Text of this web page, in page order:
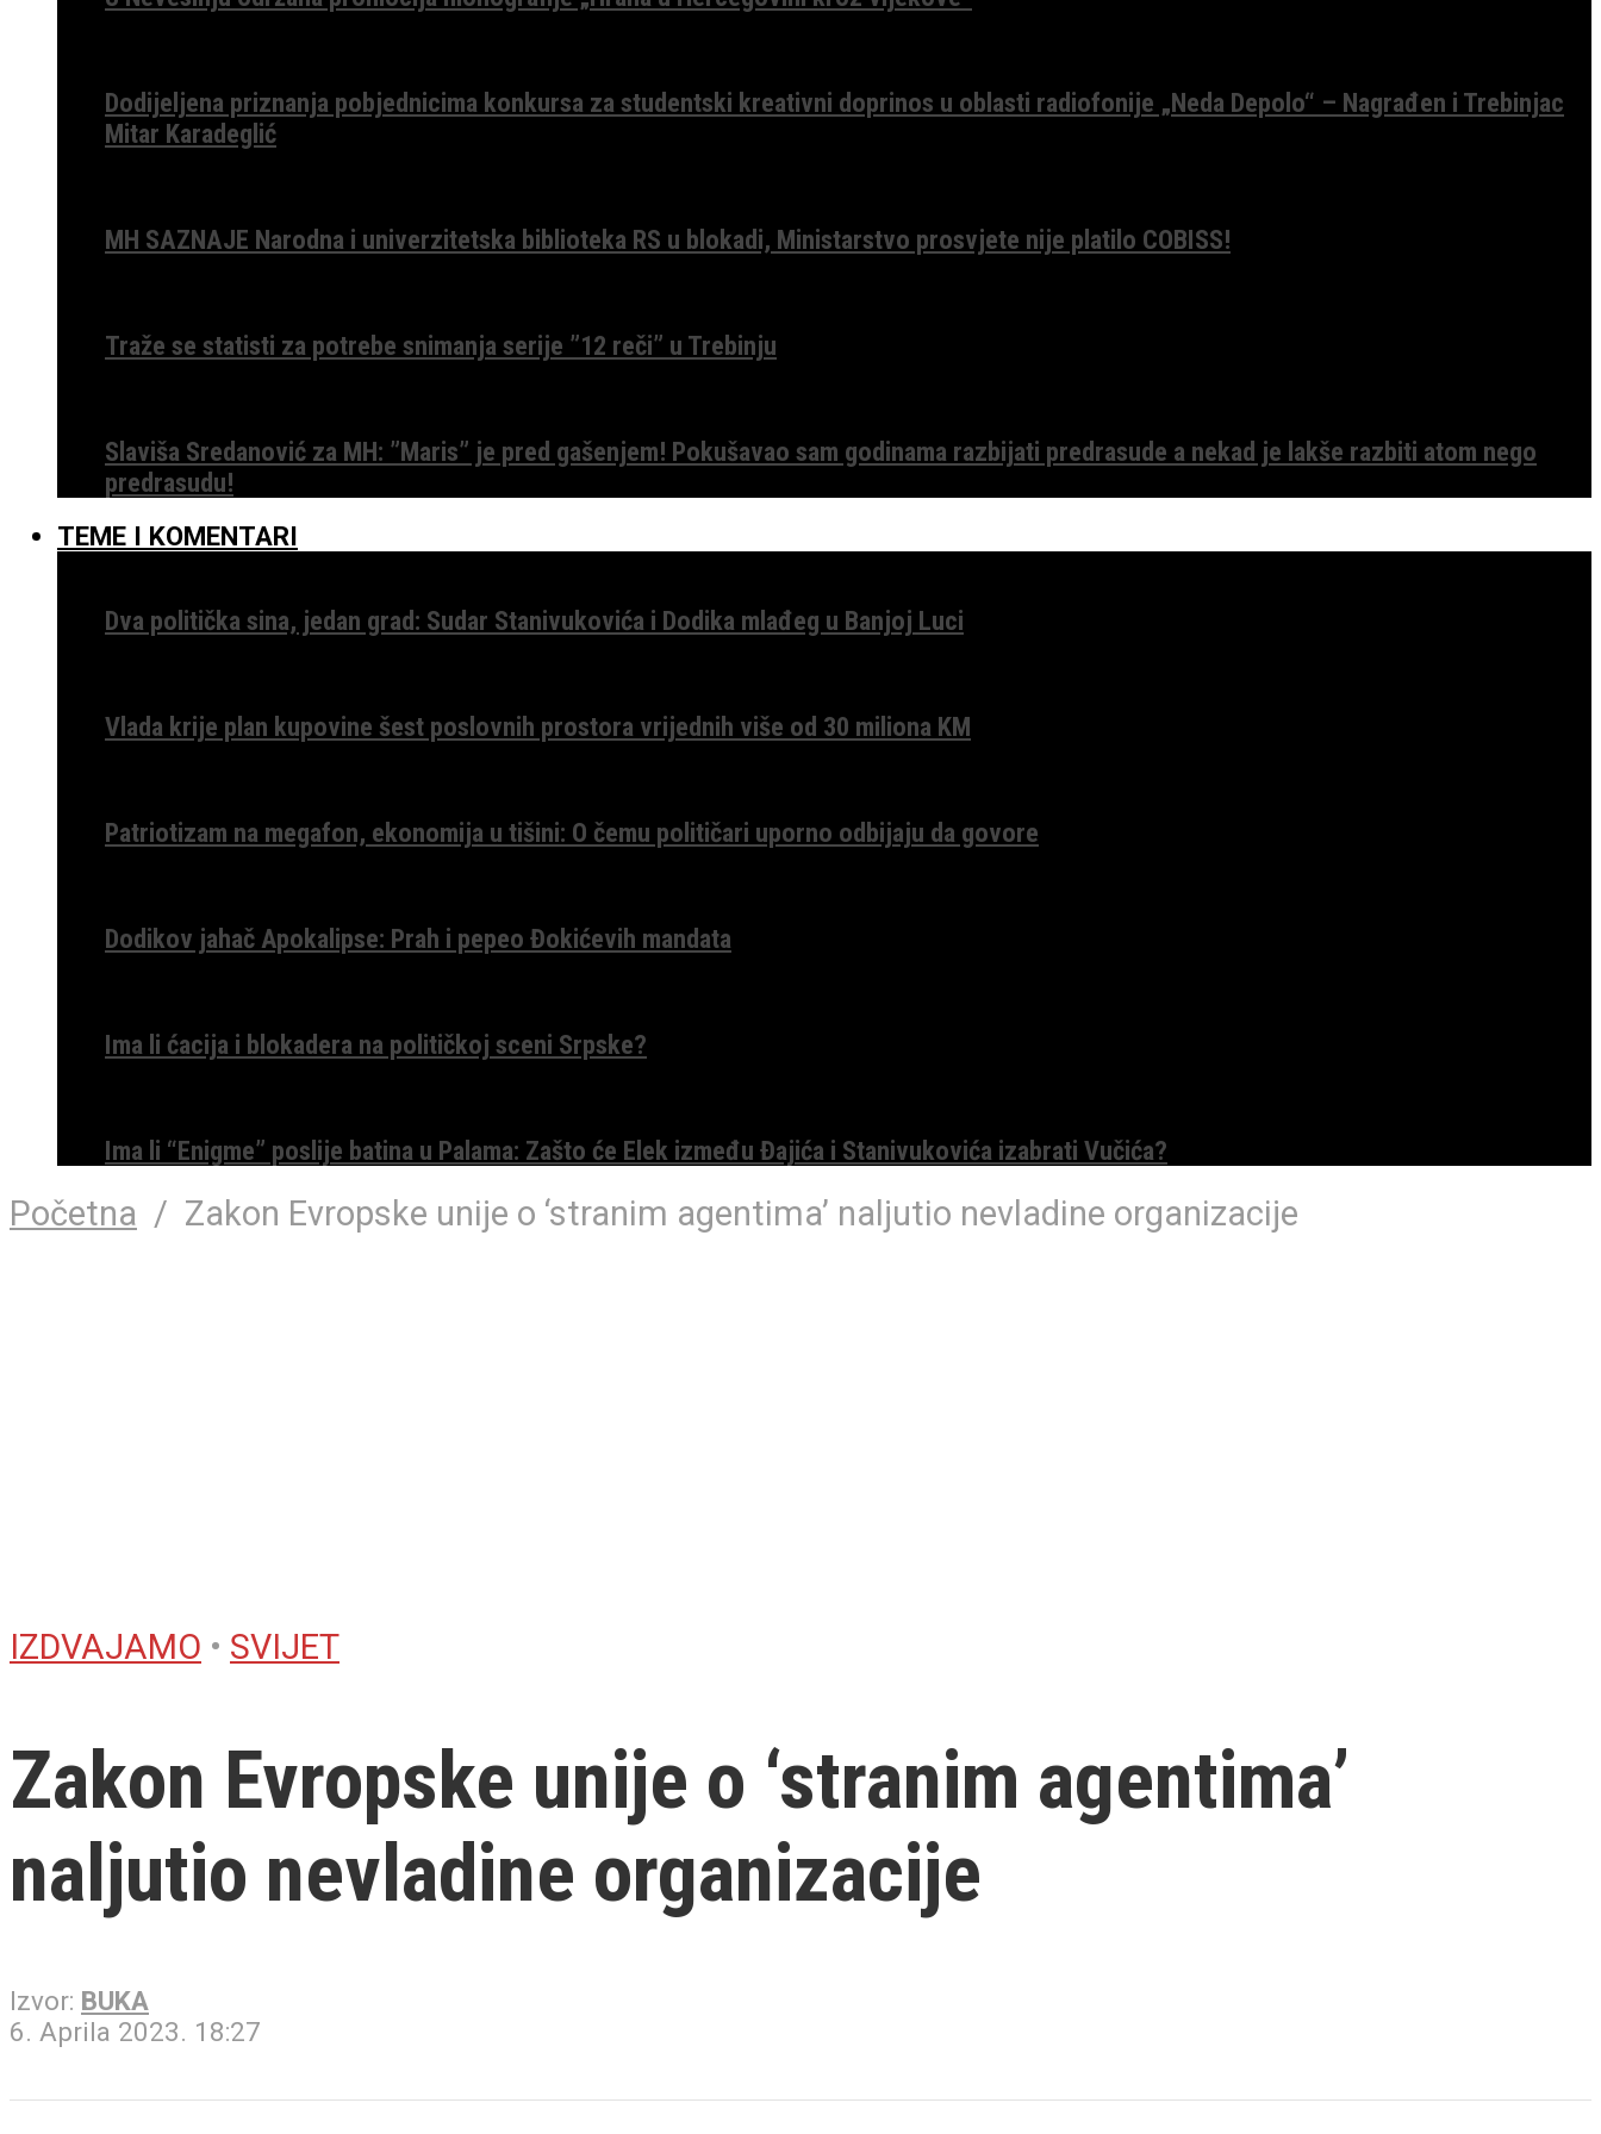
Dodijeljena priznanja pobjednicima konkursa za studentski kreativni doprinos u oblasti radiofonije „Neda Depolo“ – Nagrađen i Trebinjac
Mitar Karadeglić
MH SAZNAJE Narodna i univerzitetska biblioteka RS u blokadi, Ministarstvo prosvjete nije platilo COBISS!
Traže se statisti za potrebe snimanja serije ”12 reči” u Trebinju
Slaviša Sredanović za MH: ”Maris” je pred gašenjem! Pokušavao sam godinama razbijati predrasude a nekad je lakše razbiti atom nego
predrasudu!
TEME I KOMENTARI
Dva politička sina, jedan grad: Sudar Stanivukovića i Dodika mlađeg u Banjoj Luci
Vlada krije plan kupovine šest poslovnih prostora vrijednih više od 30 miliona KM
Patriotizam na megafon, ekonomija u tišini: O čemu političari uporno odbijaju da govore
Dodikov jahač Apokalipse: Prah i pepeo Đokićevih mandata
Ima li ćacija i blokadera na političkoj sceni Srpske?
Ima li “Enigme” poslije batina u Palama: Zašto će Elek između Đajića i Stanivukovića izabrati Vučića?
Početna / Zakon Evropske unije o ‘stranim agentima’ naljutio nevladine organizacije
IZDVAJAMO • SVIJET
Zakon Evropske unije o ‘stranim agentima’
naljutio nevladine organizacije
Izvor: BUKA
6. Aprila 2023. 18:27